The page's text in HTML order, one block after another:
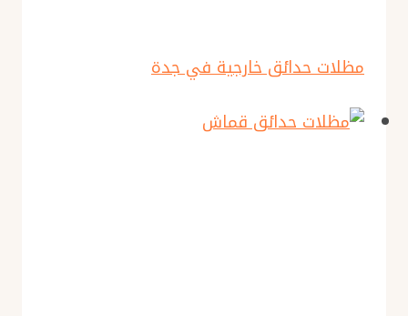
مظلات حدائق خارجية في جدة